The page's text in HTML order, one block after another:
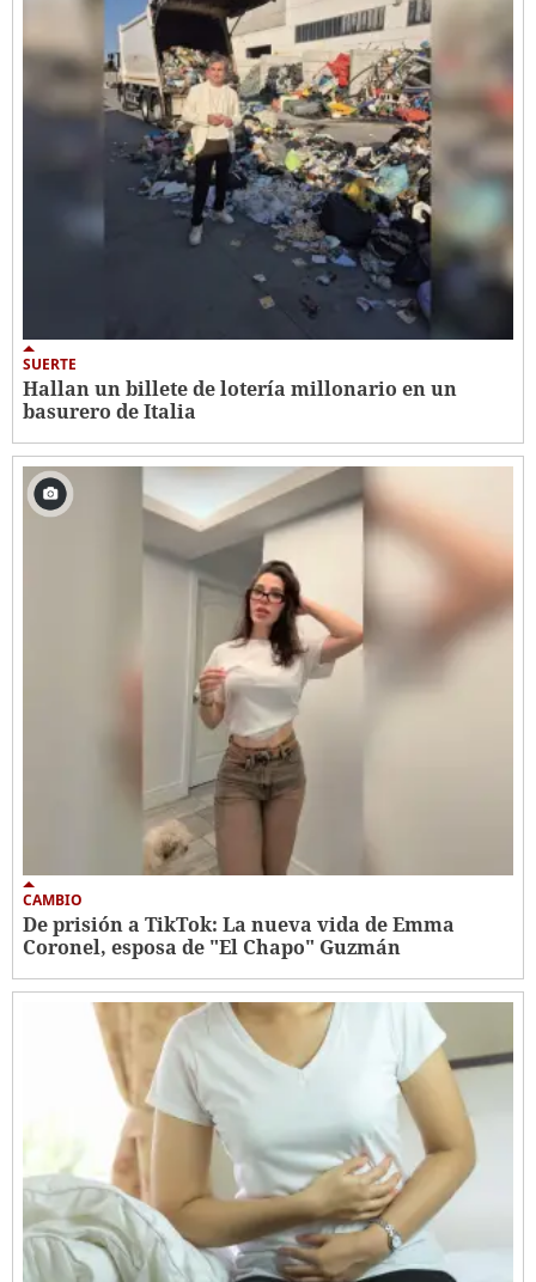
SUERTE
Hallan un billete de lotería millonario en un
basurero de Italia
CAMBIO
De prisión a TikTok: La nueva vida de Emma
Coronel, esposa de "El Chapo" Guzmán